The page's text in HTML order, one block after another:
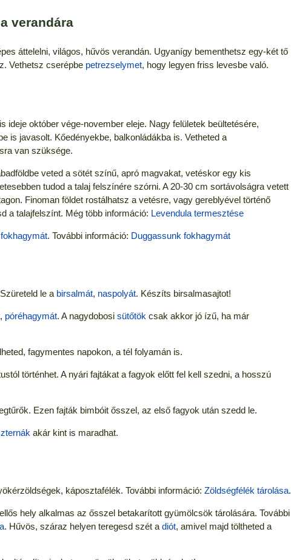
verandára
áttelelni, világos, hűvös verandán. Ugyanígy bementhetsz egy-két tő
Vethetsz cserépbe petrezselymet, hogy legyen friss levesbe való.
ideje október vége-november eleje. Nagy felületek beültetésére,
is javasolt. Kőedényekbe, balkonládákba is. Vetheted a
van szüksége.
veted a sötét színű, apró magvakat, vetéskor egy kis
tudod a talaj felszínére szórni. A 20-30 cm sortávolságra vetett
Finoman földet rostálhatsz a vetésre, vagy gereblyével történő
a talajfelszínt. Még több információ: Levendula termesztése
fokhagymát. További információ: Duggassunk fokhagymát
le a birsalmát, naspolyát. Készíts birsalmasajtot!
, póréhagymát. A nagydobosi sütőtök csak akkor jó ízű, ha már
fagymentes napokon, a tél folyamán is.
történhet. A nyári fajtákat a fagyok előtt fel kell szedni, a hosszú
Ezen fajták bimbóit ősszel, az első fagyok után szedd le.
akár kint is maradhat.
káposztafélék. További információ: Zöldségfélék tárolása.
hely alkalmas az ősszel betakarított gyümölcsök tárolására. További
. Hűvös, száraz helyen teregesd szét a diót, amivel majd töltheted a